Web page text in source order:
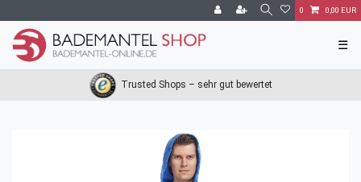
0 0,00 EUR
☰
Trusted Shops – sehr gut bewertet